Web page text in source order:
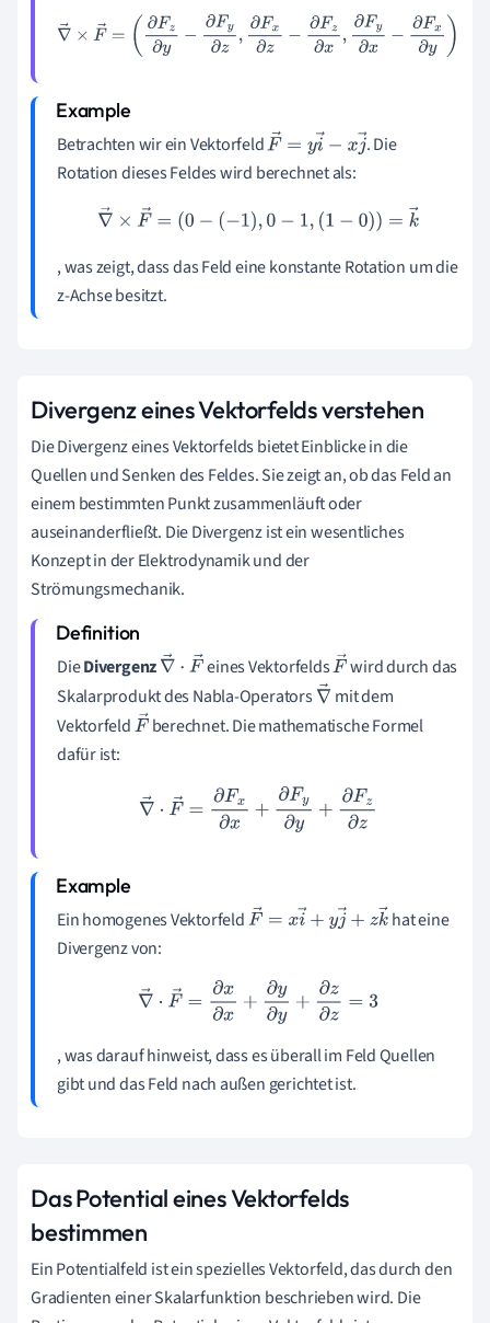
→
∇→ ×F →= (∂Fz∂ y− ∂Fy∂z ∂Fx∂z −∂Fz∂x,∂ Fy∂x− ∂Fx ∂y)
Betrachten wir ein VektorfeldF→ =y →− xj→
. Die
Rotation dieses Feldes wird berechnet als:
∇→ ×F→=( 0−(−1),0−1, 1− 0)) =k →
, was zeigt, dass das Feld eine konstante Rotation um die
z-Achse besitzt.
Divergenz eines Vektorfelds verstehen
Die Divergenz eines Vektorfelds bietet Einblicke in die
Quellen und Senken des Feldes. Sie zeigt an, ob das Feld an
einem bestimmten Punkt zusammenläuft oder
auseinanderfließt. Die Divergenz ist ein wesentliches
Konzept in der Elektrodynamik und der
Strömungsmechanik.
DieDivergenz ∇→⋅ F
→
eines VektorfeldsF
→
wird durch das
Skalarprodukt des Nabla-Operators∇
→
mit dem
VektorfeldF berechnet. Die mathematische Formel
dafür ist:
∇→ F→ =∂Fx∂ + Fy∂y+ F ∂z
Ein homogenes VektorfeldF→ =x →+ yj→ +zk→
hat eine
Divergenz von:
∇→ ⋅F→=∂x ∂x+ ∂y∂y +∂ z∂z= 3
, was darauf hinweist, dass es überall im Feld Quellen
gibt und das Feld nach außen gerichtet ist.
Das Potential eines Vektorfelds
bestimmen
Ein Potentialfeld ist ein spezielles Vektorfeld, das durch den
Gradienten einer Skalarfunktion beschrieben wird. Die